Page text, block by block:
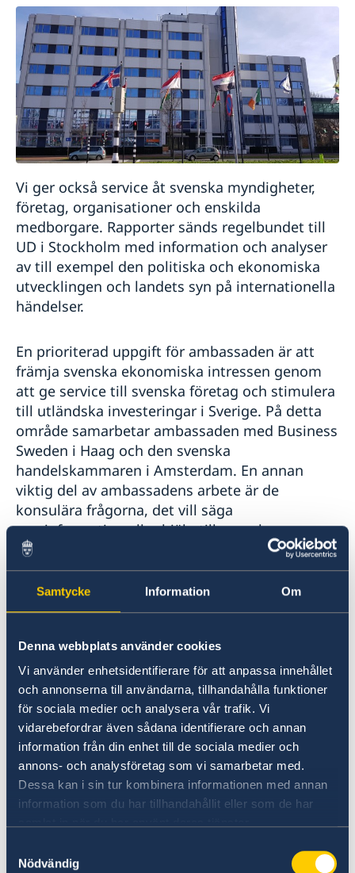
Samtycke Information Om
Denna webbplats använder cookies
Vi använder enhetsidentifierare för att anpassa innehållet
och annonserna till användarna, tillhandahålla funktioner
för sociala medier och analysera vår trafik. Vi
vidarebefordrar även sådana identifierare och annan
information från din enhet till de sociala medier och
annons- och analysföretag som vi samarbetar med.
Dessa kan i sin tur kombinera informationen med annan
information som du har tillhandahållit eller som de har
Nödvändig
Vi är en resurs för svenska företag
Team Sweden
Så kan du få stöd
Svenska företag i Nederländerna
Anmäl handelshinder
Aktuellt
Nyheter
Kalendarium
Vi ger också service åt svenska myndigheter,
företag, organisationer och enskilda
medborgare. Rapporter sänds regelbundet till
UD i Stockholm med information och analyser
av till exempel den politiska och ekonomiska
utvecklingen och landets syn på internationella
händelser.
En prioriterad uppgift för ambassaden är att
främja svenska ekonomiska intressen genom
att ge service till svenska företag och stimulera
till utländska investeringar i Sverige. På detta
område samarbetar ambassaden med Business
Sweden i Haag och den svenska
handelskammaren i Amsterdam. En annan
viktig del av ambassadens arbete är de
konsulära frågorna, det vill säga
reseinformation eller hjälp till svenska
medborgare i utlandet.
Länk till Hjälp till svenska medborgare.
Att informera om Sverige ingår också i
exempel genom seminarier, utställningar och
kulturevenemang.Länk till Kalendarium.
Följ gärna ambassaden i sociala medier för
aktuell information: